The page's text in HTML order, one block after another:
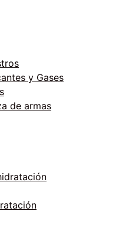
y Gases
de armas